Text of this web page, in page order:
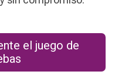
el juego de